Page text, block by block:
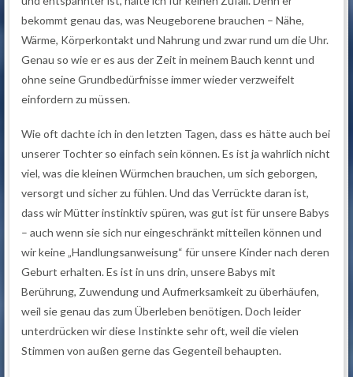
bekommt genau das, was Neugeborene brauchen – Nähe,
Wärme, Körperkontakt und Nahrung und zwar rund um die Uhr.
Genau so wie er es aus der Zeit in meinem Bauch kennt und
ohne seine Grundbedürfnisse immer wieder verzweifelt
einfordern zu müssen.
Wie oft dachte ich in den letzten Tagen, dass es hätte auch bei
unserer Tochter so einfach sein können. Es ist ja wahrlich nicht
viel, was die kleinen Würmchen brauchen, um sich geborgen,
versorgt und sicher zu fühlen. Und das Verrückte daran ist,
dass wir Mütter instinktiv spüren, was gut ist für unsere Babys
– auch wenn sie sich nur eingeschränkt mitteilen können und
wir keine „Handlungsanweisung“ für unsere Kinder nach deren
Geburt erhalten. Es ist in uns drin, unsere Babys mit
Berührung, Zuwendung und Aufmerksamkeit zu überhäufen,
weil sie genau das zum Überleben benötigen. Doch leider
unterdrücken wir diese Instinkte sehr oft, weil die vielen
Stimmen von außen gerne das Gegenteil behaupten.